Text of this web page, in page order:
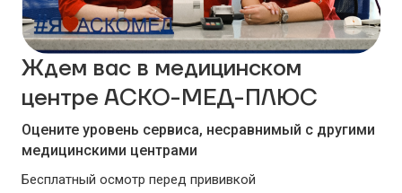
Ждем вас в медицинском
центре АСКО-МЕД-ПЛЮС
Оцените уровень сервиса, несравнимый с другими
медицинскими центрами
Бесплатный осмотр перед прививкой